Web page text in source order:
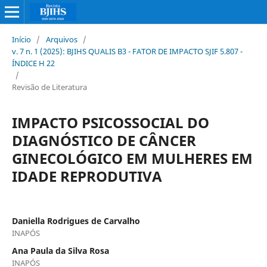
Início / Arquivos /
v. 7 n. 1 (2025): BJIHS QUALIS B3 - FATOR DE IMPACTO SJIF 5.807 -
ÍNDICE H 22
/
Revisão de Literatura
IMPACTO PSICOSSOCIAL DO
DIAGNÓSTICO DE CÂNCER
GINECOLÓGICO EM MULHERES EM
IDADE REPRODUTIVA
Daniella Rodrigues de Carvalho
INAPÓS
Ana Paula da Silva Rosa
INAPÓS